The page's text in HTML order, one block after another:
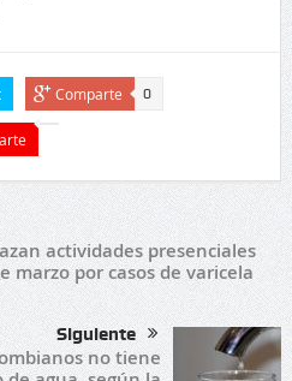
Comparte 0
actividades presenciales
marzo por casos de varicela
Siguiente
no tiene